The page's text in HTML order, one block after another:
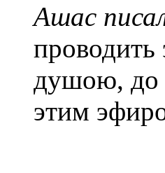
Ашас
душою, до
этим